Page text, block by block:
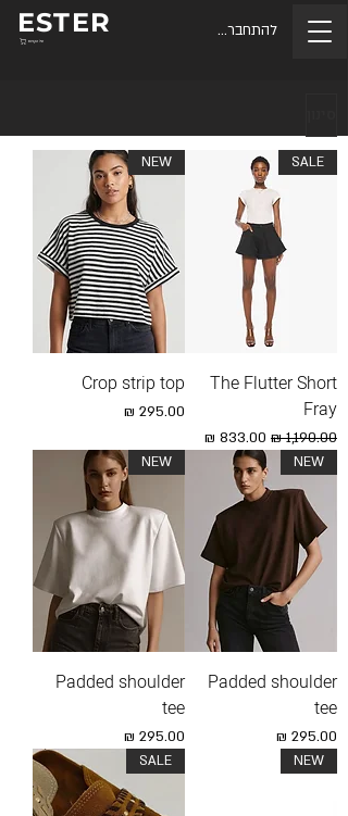
ESTER
סל הקניות
להתחברות
SALE
The Flutter Short
Fray
מחיר רגיל מחיר מבצע
NEW
Crop strip top
מחיר
NEW
Padded shoulder
tee
מחיר
NEW
Padded shoulder
tee
מחיר
NEW
SALE